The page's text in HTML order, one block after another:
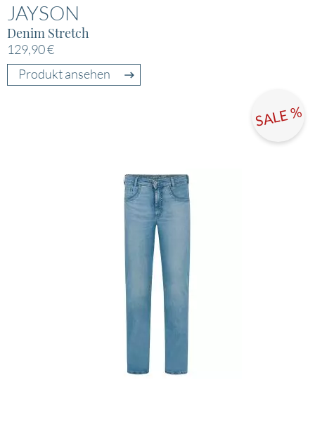
JAYSON
Denim Stretch
129,90 €
Produkt ansehen
SALE %